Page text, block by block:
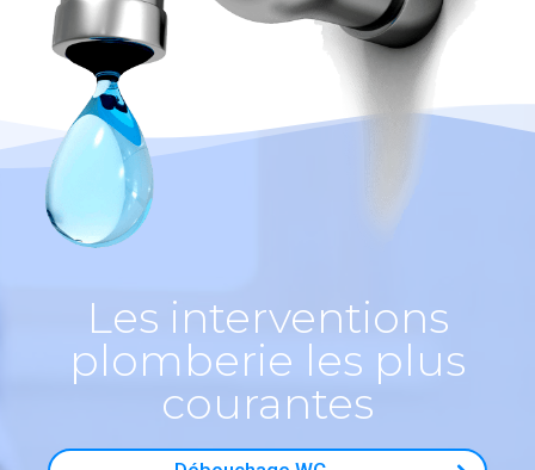
Les interventions
plomberie les plus
courantes